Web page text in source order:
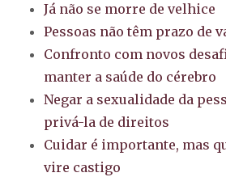
Já não se morre de velhice
Pessoas não têm prazo de
Confronto com novos
manter a saúde do cérebro
Negar a sexualidade da
privá-la de direitos
Cuidar é importante, mas
vire castigo